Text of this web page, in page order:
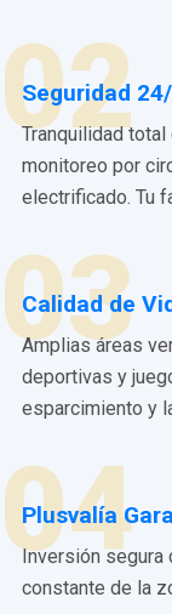
02
Seguridad
Tranquilidad
monitoreo por
electrificado. Tu
03
Calidad de
Amplias áreas
deportivas y
esparcimiento y
04
Plusvalía
Inversión segura
constante de la